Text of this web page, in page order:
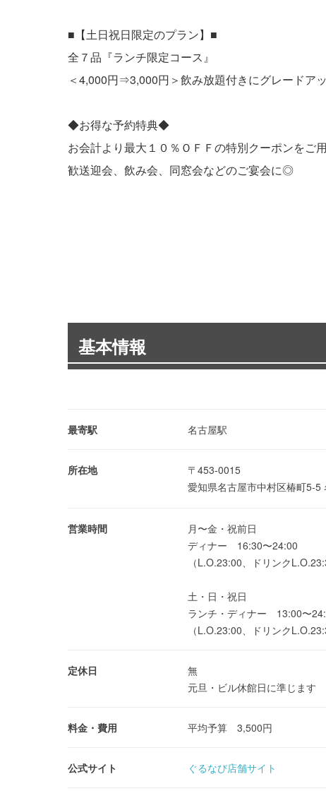
■【土日祝日限定のプラン】■
全７品『ランチ限定コース』
＜4,000円⇒3,000円＞飲み放題付きにグレードア
◆お得な予約特典◆
お会計より最大１０％ＯＦＦの特別クーポンをご
歓送迎会、飲み会、同窓会などのご宴会に◎
基本情報
最寄駅 名古屋駅
所在地
〒453-0015
愛知県名古屋市中村区椿町5-
営業時間
月〜金・祝前日
ディナー 16:30〜24:00
（L.O.23:00、ドリンク
土・日・祝日
ランチ・ディナー 13:00〜
（L.O.23:00、ドリンク
定休日
無
元旦・ビル休館日に準じます
料金・費用 平均予算 3,500円
公式サイト ぐるなび店舗サイト